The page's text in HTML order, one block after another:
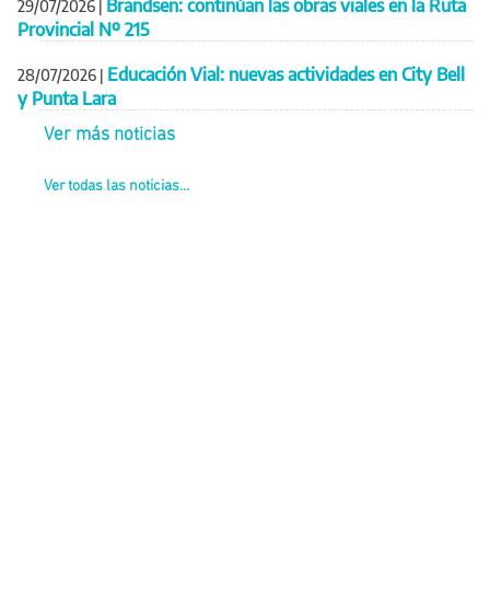
29/07/2026 | Brandsen: continúan las obras viales en la Ruta
Provincial Nº 215
28/07/2026 | Educación Vial: nuevas actividades en City Bell
y Punta Lara
Ver más noticias
Ver todas las noticias...